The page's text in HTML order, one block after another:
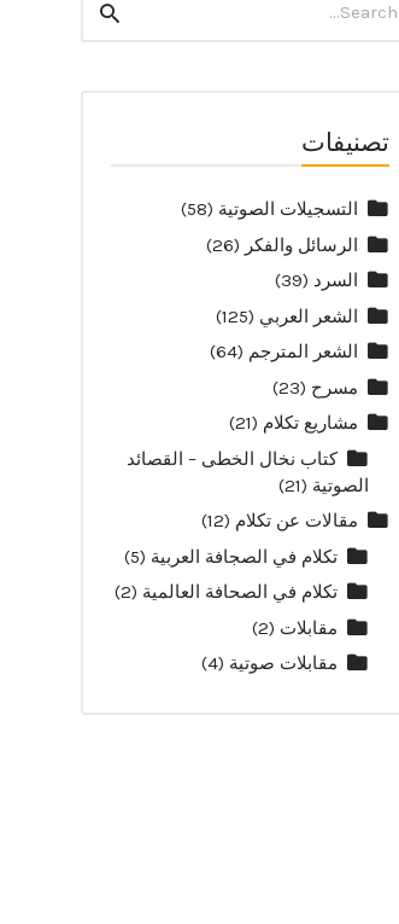
Search
تصنيفات
التسجيلات الصوتية (58)
الرسائل والفكر (26)
السرد (39)
الشعر العربي (125)
الشعر المترجم (64)
مسرح (23)
مشاريع تكلام (21)
كتاب نخال الخطى – القصائد
الصوتية (21)
مقالات عن تكلام (12)
تكلام في الصجافة العربية (5)
تكلام في الصحافة العالمية (2)
مقابلات (2)
مقابلات صوتية (4)